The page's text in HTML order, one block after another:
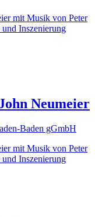
mit Musik von Peter
Inszenierung
Neumeier
Baden gGmbH
mit Musik von Peter
Inszenierung